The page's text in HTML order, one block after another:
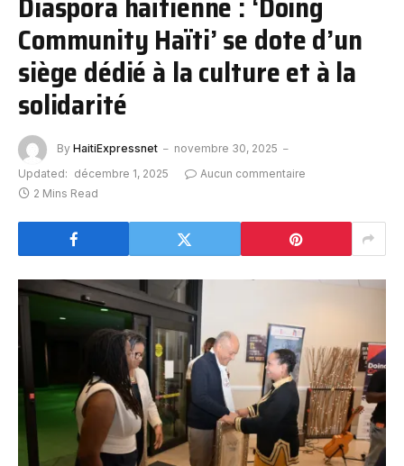
Community Haïti’ se dote d’un
siège dédié à la culture et à la
solidarité
By HaitiExpressnet
novembre 30, 2025
Updated: décembre 1, 2025
Aucun commentaire
2 Mins Read